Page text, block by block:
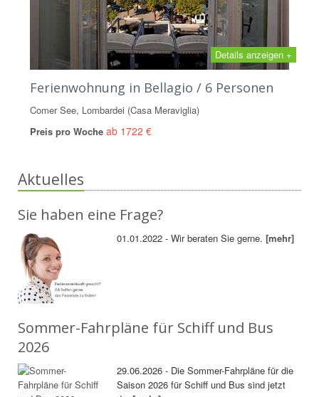
Details anzeigen +
Ferienwohnung in Bellagio / 6 Personen
Comer See, Lombardei (Casa Meraviglia)
Preis pro Woche ab 1722 €
Aktuelles
Sie haben eine Frage?
01.01.2022 - Wir beraten Sie gerne.[mehr]
Sommer-Fahrpläne für Schiff und Bus
2026
29.06.2026 - Die Sommer-Fahrpläne für die
Saison 2026 für Schiff und Bus sind jetzt